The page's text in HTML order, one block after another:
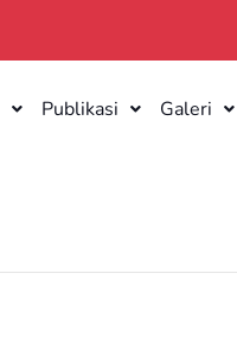
Publikasi Galeri